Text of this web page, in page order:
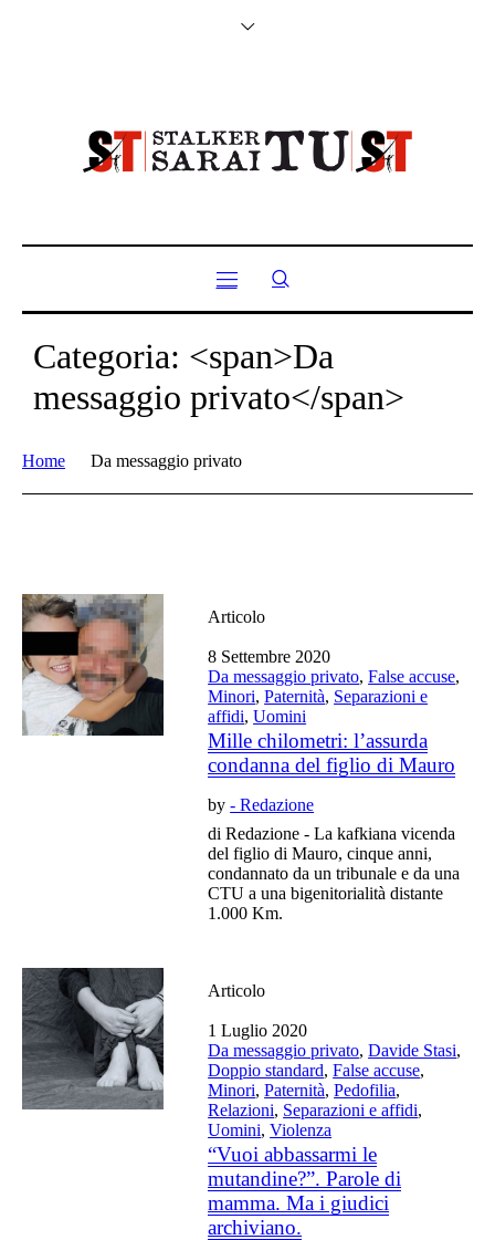
Categoria: <span>Da
messaggio privato</span>
Home Da messaggio privato
Articolo
8 Settembre 2020
Da messaggio privato,False accuse,
Minori,Paternità, Separazioni e
affidi,Uomini
Mille chilometri: l’assurda
condanna del figlio di Mauro
by- Redazione
di Redazione - La kafkiana vicenda
del figlio di Mauro, cinque anni,
condannato da un tribunale e da una
CTU a una bigenitorialità distante
1.000 Km.
Articolo
1 Luglio 2020
Da messaggio privato,Davide Stasi,
Doppio standard,False accuse,
Minori,Paternità,Pedofilia,
Relazioni, Separazioni e affidi,
Uomini,Violenza
“Vuoi abbassarmi le
mutandine?”. Parole di
mamma. Ma i giudici
archiviano.